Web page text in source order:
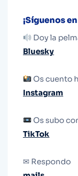
¡Síguenos
Doy la
Bluesky
Os cuento
Instagram
Os subo
TikTok
✉ Respondo